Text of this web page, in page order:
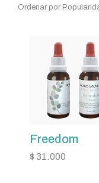
Ordenar por
Freedom
$ 31.000